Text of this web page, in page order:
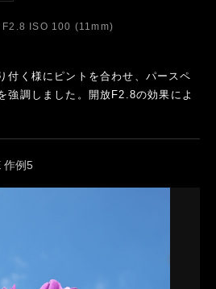
ISO 100 (11mm)
付く様にピントを合わせ、パースペ
強調しました。開放F2.8の効果によ
作例5